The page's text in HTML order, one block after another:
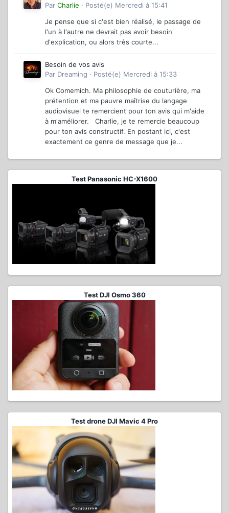
Par Charlie · Posté(e) Mercredi à 15:41
Je pense que si c'est bien réalisé, le passage de
l'un à l'autre ne devrait pas avoir besoin
d'explication, ou alors très courte...
Besoin de vos avis
Par Dreaming · Posté(e) Mercredi à 15:33
Ok Comemich. Ma philosophie de couturière, ma
prétention et ma pauvre maîtrise du langage
audiovisuel te remercient pour ton avis qui m'aide
à m'améliorer. Charlie, je te remercie beaucoup
pour ton avis constructif. En postant ici, c'est
exactement ce genre de message que je...
Test Panasonic HC-X1600
Test DJI Osmo 360
Test drone DJI Mavic 4 Pro